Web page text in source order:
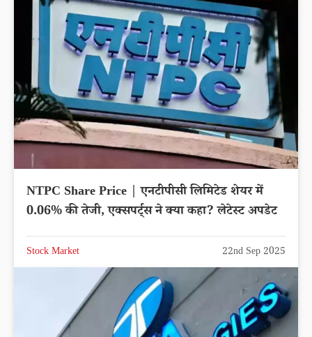
NTPC Share Price | एनटीपीसी लिमिटेड शेयर में
0.06% की तेजी, एक्सपर्ट्स ने क्या कहा? लेटेस्ट अपडेट
Stock Market 22nd Sep 2025